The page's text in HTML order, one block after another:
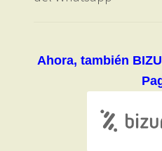
Ahora, también